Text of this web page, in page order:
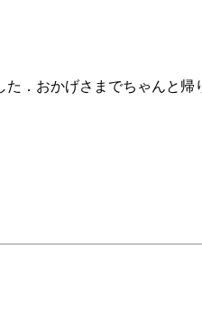
．おかげさまでちゃんと